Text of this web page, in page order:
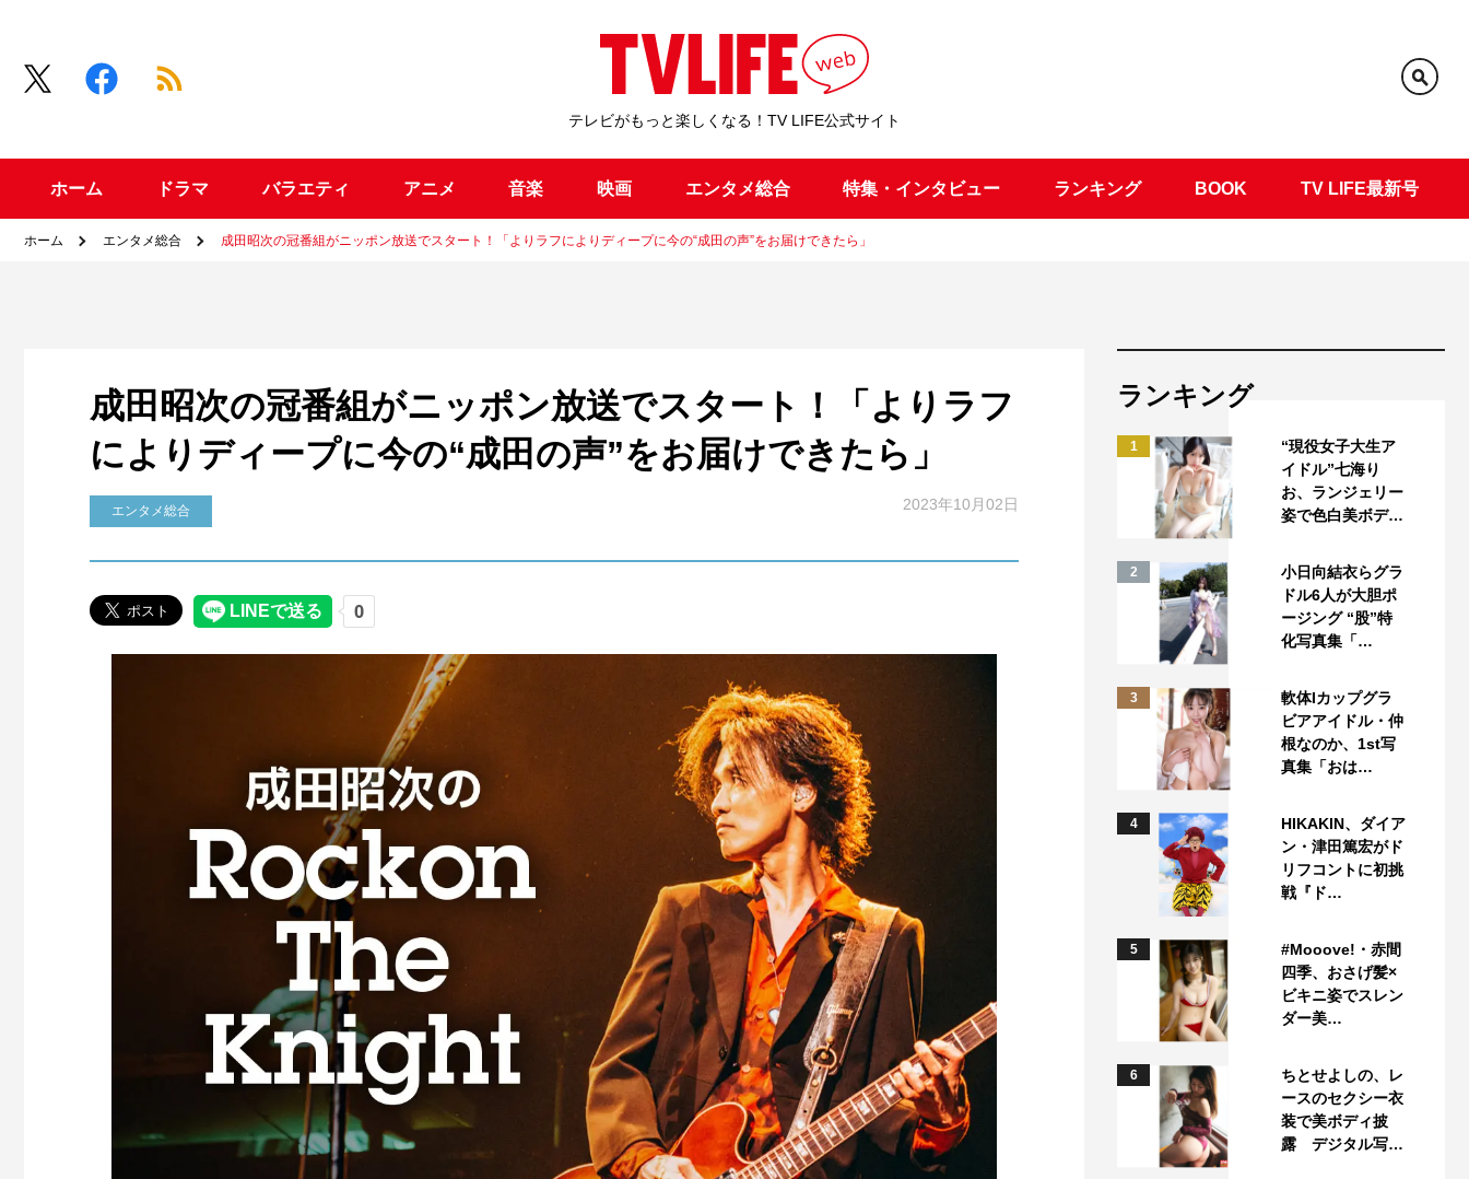
テレビがもっと楽しくなる！TV LIFE公式サイト
ホーム ドラマ バラエティ アニメ 音楽 映画 エンタメ総合 特集・インタビュー ランキング BOOK TV LIFE最新号
ホーム エンタメ総合 成田昭次の冠番組がニッポン放送でスタート！「よりラフによりディープに今の“成田の声”をお届けできたら」
成田昭次の冠番組がニッポン放送でスタート！「よりラフ
によりディープに今の“成田の声”をお届けできたら」
エンタメ総合 2023年10月02日
ランキング
1
“現役女子大生ア
イドル”七海り
お、ランジェリー
姿で色白美ボデ…
2
小日向結衣らグラ
ドル6人が大胆ポ
ージング “股”特
化写真集「…
3
軟体Iカップグラ
ビアアイドル・仲
根なのか、1st写
真集「おは…
4
HIKAKIN、ダイア
ン・津田篤宏がド
リフコントに初挑
戦『ド…
5
#Mooove!・赤間
四季、おさげ髪×
ビキニ姿でスレン
ダー美…
6
ちとせよしの、レ
ースのセクシー衣
装で美ボディ披
露 デジタル写…